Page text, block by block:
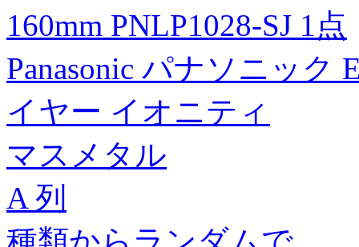
160mm PNLP1028-SJ 1点
Panasonic パナソニック
イヤー イオニティ
マスメタル
A 列